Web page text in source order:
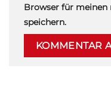
Browser für
speichern.